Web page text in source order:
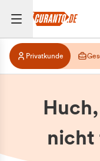
Privatkunde
nicht